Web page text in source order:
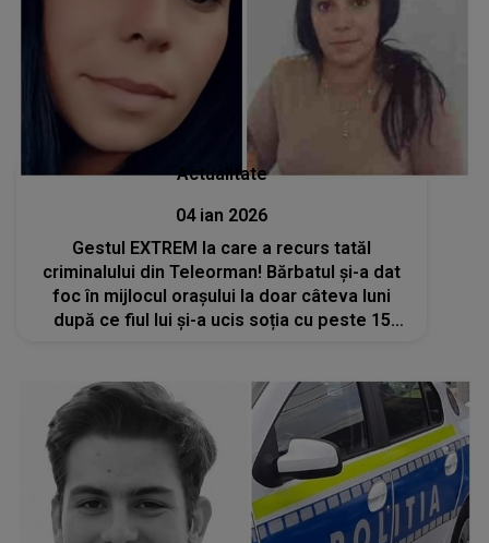
Actualitate
04 ian 2026
Gestul EXTREM la care a recurs tatăl
criminalului din Teleorman! Bărbatul și-a dat
foc în mijlocul orașului la doar câteva luni
după ce fiul lui și-a ucis soția cu peste 15